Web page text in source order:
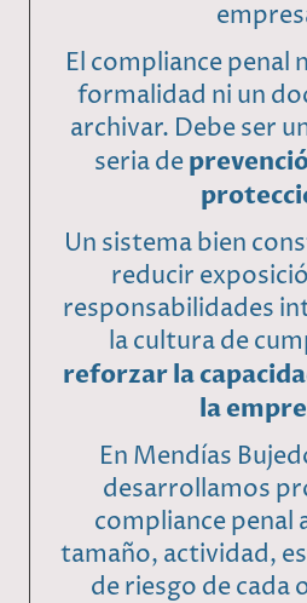
El compliance penal
formalidad ni un
archivar. Debe ser
seria de
Un sistema bien
reducir
responsabilidades
la cultura de
reforzar la
la
En Mendías
desarrollamos
compliance penal
tamaño, actividad,
de riesgo de cada